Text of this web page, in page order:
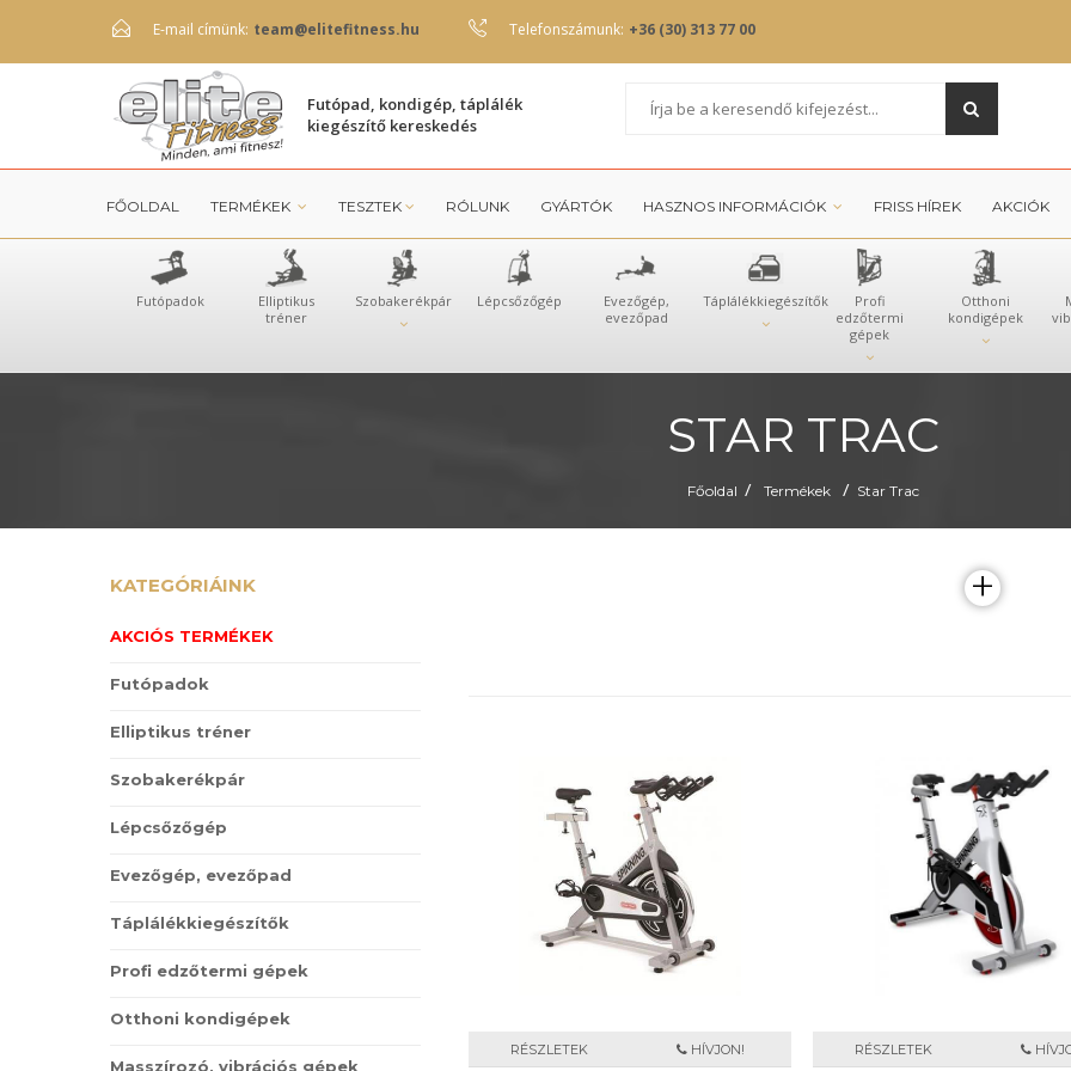
E-mail címünk: team@elitefitness.hu Telefonszámunk: +36 (30) 313 77 00
Futópad, kondigép, táplálék
kiegészítő kereskedés
FŐOLDAL TERMÉKEK TESZTEK RÓLUNK GYÁRTÓK HASZNOS INFORMÁCIÓK FRISS HÍREK AKCIÓK
Futópadok
Elliptikus
tréner
Szobakerékpár Lépcsőzőgép
Evezőgép,
evezőpad
Táplálékkiegészítők
Profi
edzőtermi
gépek
Otthoni
kondigépek
STAR TRAC
Főoldal / Termékek / Star Trac
KATEGÓRIÁINK
AKCIÓS TERMÉKEK
Futópadok
Elliptikus tréner
Szobakerékpár
Lépcsőzőgép
Evezőgép, evezőpad
Táplálékkiegészítők
Profi edzőtermi gépek
Otthoni kondigépek
Masszírozó, vibrációs gépek
+
RÉSZLETEK HÍVJON! RÉSZLETEK